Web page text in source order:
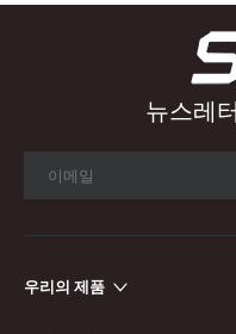
자동차 전자
뉴스레
우리의 제품